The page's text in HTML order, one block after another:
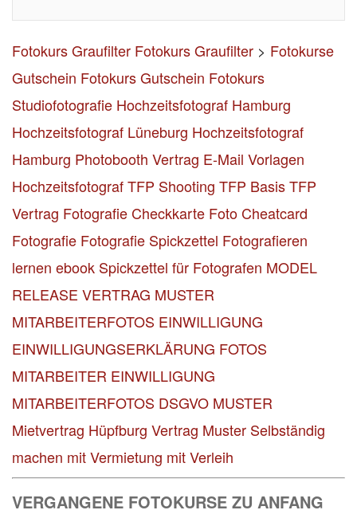
Fotokurs Graufilter Fotokurs Graufilter > Fotokurse
Gutschein Fotokurs Gutschein Fotokurs
Studiofotografie Hochzeitsfotograf Hamburg
Hochzeitsfotograf Lüneburg Hochzeitsfotograf
Hamburg Photobooth Vertrag E-Mail Vorlagen
HochzeitsfotografTFP Shooting TFP BasisTFP
Vertrag Fotografie Checkkarte Foto Cheatcard
Fotografie Fotografie Spickzettel Fotografieren
lernen ebook Spickzettel für Fotografen MODEL
RELEASE VERTRAG MUSTER
MITARBEITERFOTOS EINWILLIGUNG
EINWILLIGUNGSERKLÄRUNG FOTOS
MITARBEITER EINWILLIGUNG
MITARBEITERFOTOS DSGVO MUSTER
Mietvertrag Hüpfburg Vertrag Muster Selbständig
machen mit Vermietung mit Verleih
VERGANGENE FOTOKURSE ZU ANFANG